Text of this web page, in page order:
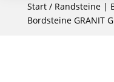
Start/ Randsteine |
Bordsteine GRANIT